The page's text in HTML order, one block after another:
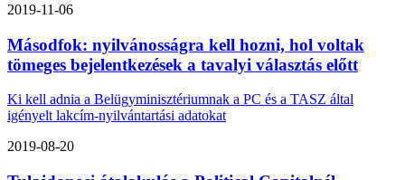
2019-11-06
Másodfok: nyilvánosságra kell hozni, hol voltak
tömeges bejelentkezések a tavalyi választás előtt
Ki kell adnia a Belügyminisztériumnak a PC és a TASZ által
igényelt lakcím-nyilvántartási adatokat
2019-08-20